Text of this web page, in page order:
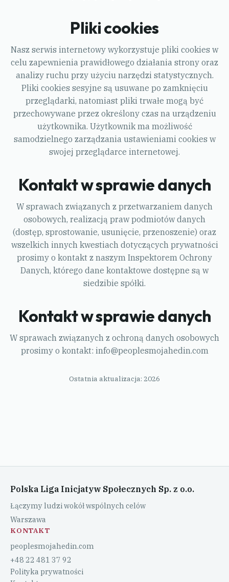
Pliki cookies
Nasz serwis internetowy wykorzystuje pliki cookies w
celu zapewnienia prawidłowego działania strony oraz
analizy ruchu przy użyciu narzędzi statystycznych.
Pliki cookies sesyjne są usuwane po zamknięciu
przeglądarki, natomiast pliki trwałe mogą być
przechowywane przez określony czas na urządzeniu
użytkownika. Użytkownik ma możliwość
samodzielnego zarządzania ustawieniami cookies w
swojej przeglądarce internetowej.
Kontakt w sprawie danych
W sprawach związanych z przetwarzaniem danych
osobowych, realizacją praw podmiotów danych
(dostęp, sprostowanie, usunięcie, przenoszenie) oraz
wszelkich innych kwestiach dotyczących prywatności
prosimy o kontakt z naszym Inspektorem Ochrony
Danych, którego dane kontaktowe dostępne są w
siedzibie spółki.
Kontakt w sprawie danych
W sprawach związanych z ochroną danych osobowych
prosimy o kontakt: info@peoplesmojahedin.com
Ostatnia aktualizacja: 2026
Polska Liga Inicjatyw Społecznych Sp. z o.o.
Łączymy ludzi wokół wspólnych celów
Warszawa
KONTAKT
peoplesmojahedin.com
+48 22 481 37 92
Polityka prywatności